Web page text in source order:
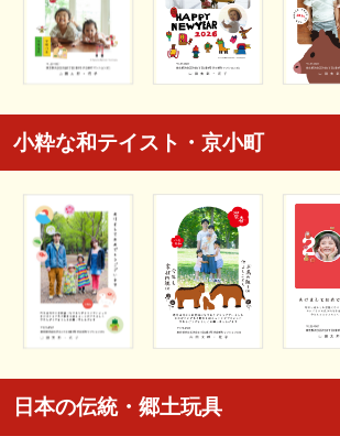
小粋な和テイスト・京小町
日本の伝統・郷土玩具